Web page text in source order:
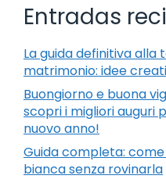
Entradas
La guida definitiva
matrimonio: idee
Buongiorno e buona
scopri i migliori auguri
nuovo anno!
Guida completa:
bianca senza rovinarla